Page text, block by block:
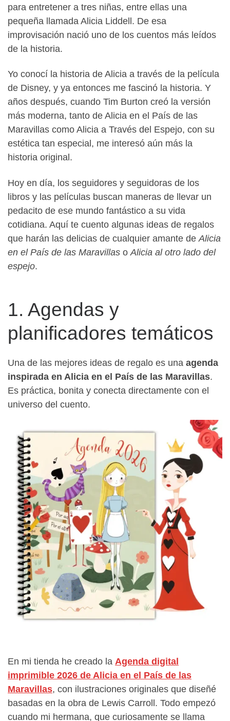
para entretener a tres niñas, entre ellas una
pequeña llamada Alicia Liddell. De esa
improvisación nació uno de los cuentos más leídos
de la historia.
Yo conocí la historia de Alicia a través de la película
de Disney, y ya entonces me fascinó la historia. Y
años después, cuando Tim Burton creó la versión
más moderna, tanto de Alicia en el País de las
Maravillas como Alicia a Través del Espejo, con su
estética tan especial, me interesó aún más la
historia original.
Hoy en día, los seguidores y seguidoras de los
libros y las películas buscan maneras de llevar un
pedacito de ese mundo fantástico a su vida
cotidiana. Aquí te cuento algunas ideas de regalos
que harán las delicias de cualquier amante de Alicia
en el País de las Maravillas o Alicia al otro lado del
espejo.
1. Agendas y
planificadores temáticos
Una de las mejores ideas de regalo es una agenda
inspirada en Alicia en el País de las Maravillas.
Es práctica, bonita y conecta directamente con el
universo del cuento.
En mi tienda he creado la Agenda digital
imprimible 2026 de Alicia en el País de las
Maravillas, con ilustraciones originales que diseñé
basadas en la obra de Lewis Carroll. Todo empezó
cuando mi hermana, que curiosamente se llama